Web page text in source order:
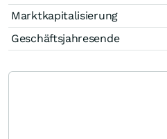
Marktkapitalisierung
Geschäftsjahresende